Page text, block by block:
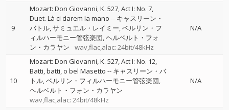
9
Mozart: Don Giovanni, K. 527, Act I: No. 7,
Duet. Là ci darem la mano -- キャスリーン・
バトル サミュエル・レイミー ベルリン・フ
ィルハーモニー管弦楽団 ヘルベルト・フォ
ン・カラヤン
wav,flac,alac: 24bit/48kHz
N/A
10
Mozart: Don Giovanni, K. 527, Act I: No. 12,
Batti, batti, o bel Masetto -- キャスリーン・バ
トル ベルリン・フィルハーモニー管弦楽団
ヘルベルト・フォン・カラヤン
wav,flac,alac: 24bit/48kHz
N/A